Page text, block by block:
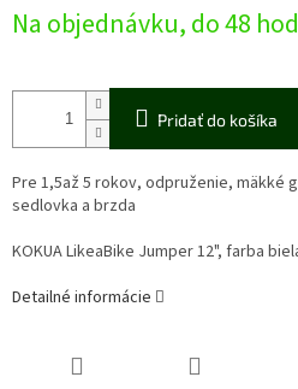
cena:
Na objednávku, do 48
Pridať do košíka
Pre 1,5až 5 rokov, odpruženie, mäkké
sedlovka a brzda
KOKUA LikeaBike Jumper 12", farba
Detailné informácie